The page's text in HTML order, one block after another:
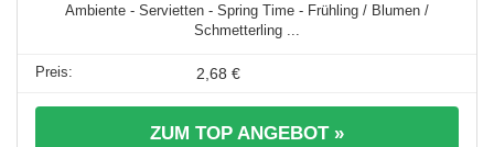
Ambiente - Servietten - Spring Time - Frühling / Blumen /
Schmetterling ...
2,68 €
ZUM TOP ANGEBOT »